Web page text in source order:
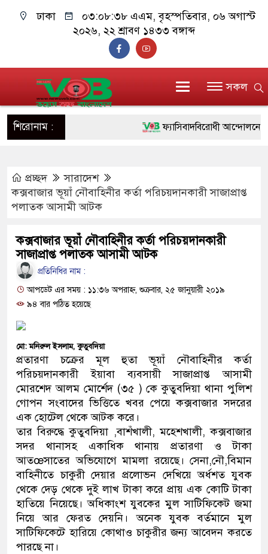
ঢাকা ০৩:০৮:৩৯ এএম, বৃহস্পতিবার, ০৬ অগাস্ট
২০২৬, ২২ শ্রাবণ ১৪৩৩ বঙ্গাব্দ
সকল
শিরোনাম : ফ্যাসিবাদবিরোধী আন্দোলনে
জনগণ পরিবর্তন চেয়েছে বলেই
২৮ লাখ টাকার জাল নোটসহ
থানা পুলিশ
যেকোনো সময় বেনজীরের
নেতৃত্ব ও গণতন্ত্রের মূর্তমান প্রতীক
যে ভাবে ডেভিড ইমনের কাছে
‘আজহার খান’
অবৈধ বিদেশি পিস্তল, ম্যাগাজিন
জড়িত কিশোর গ্যাংয়ের চার শিশু আটক
প্রচ্ছদ
সারাদেশ
কক্সবাজার ভূয়াঁ নৌবাহিনীর কর্তা পরিচয়দানকারী সাজাপ্রাপ্ত
পলাতক আসামী আটক
কক্সবাজার ভূয়াঁ নৌবাহিনীর কর্তা পরিচয়দানকারী
সাজাপ্রাপ্ত পলাতক আসামী আটক
প্রতিনিধির নাম :
আপডেট এর সময় : ১১:৩৬ অপরাহ্ন, শুক্রবার, ২৫ জানুয়ারী ২০১৯
৯৪ বার পঠিত হয়েছে
মো: মনিরুল ইসলাম, কুতুবদিয়া
প্রতারণা চক্রের মূল হুতা ভূয়াঁ নৌবাহিনীর কর্তা
পরিচয়দানকারী ইয়াবা ব্যবসায়ী সাজাপ্রাপ্ত আসামী
মোরশেদ আলম মোর্শেদ (৩৫ ) কে কুতুবদিয়া থানা পুলিশ
গোপন সংবাদের ভিত্তিতে খবর পেয়ে কক্সবাজার সদরের
এক হোটেল থেকে আটক করে।
তার বিরুদ্ধে কুতুবদিয়া ,বাশঁখালী, মহেশখালী, কক্সবাজার
সদর থানাসহ একাধিক থানায় প্রতারণা ও টাকা
আতœসাতের অভিযোগে মামলা রয়েছে। সেনা,নৌ,বিমান
বাহিনীতে চাকুরী দেয়ার প্রলোভন দেখিয়ে অর্ধশত যুবক
থেকে দেড় থেকে দুই লাখ টাকা করে প্রায় এক কোটি টাকা
হাতিয়ে নিয়েছে। অধিকাংশ যুবকের মুল সাটিফিকেট জমা
নিয়ে আর ফেরত দেয়নি। অনেক যুবক বর্তমানে মুল
সাটিফিকেটে হারিয়ে কোথাও চাকুরীর জন্য আবেদন করতে
পারছে না।